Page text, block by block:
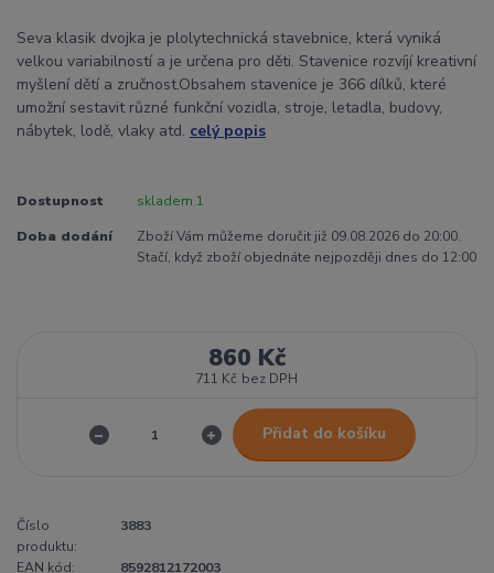
Seva klasik dvojka je plolytechnická stavebnice, která vyniká
velkou variabilností a je určena pro děti. Stavenice rozvíjí kreativní
myšlení dětí a zručnost.Obsahem stavenice je 366 dílků, které
umožní sestavit různé funkční vozidla, stroje, letadla, budovy,
nábytek, lodě, vlaky atd. celý popis
Dostupnost skladem 1
Doba dodání
Zboží Vám můžeme doručit již 09.08.2026 do 20:00.
Stačí, když zboží objednáte nejpozději dnes do 12:00
860 Kč
711 Kč bez DPH
Přidat do košíku
Číslo
produktu:
3883
EAN kód: 8592812172003